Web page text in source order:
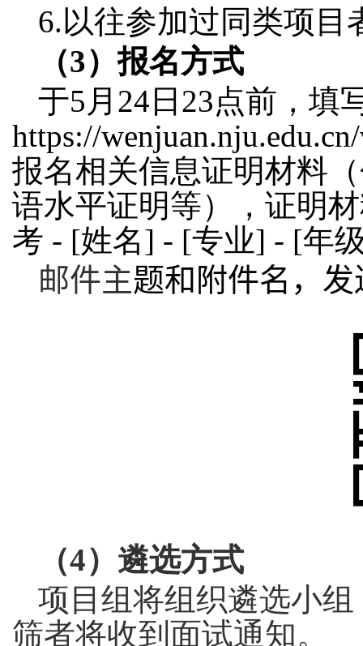
6.以往参加过同类项目
（3）报名方式
于5 月 24 日 23点前，填
https://
报名相关信息证明材料
语水平证明等），证明
考 - [姓名] - [专业] - [年
邮件主题和附件名，发
（4）遴选方式
项目组将组织遴选小
筛者将收到面试通知。